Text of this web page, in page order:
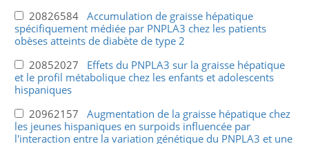
20826584 Accumulation de graisse hépatique
spécifiquement médiée par PNPLA3 chez les patients
obèses atteints de diabète de type 2
20852027 Effets du PNPLA3 sur la graisse hépatique
et le profil métabolique chez les enfants et adolescents
hispaniques
20962157 Augmentation de la graisse hépatique chez
les jeunes hispaniques en surpoids influencée par
l'interaction entre la variation génétique du PNPLA3 et une